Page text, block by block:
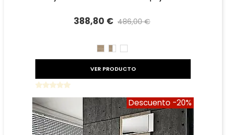
388,80 € 486,00 €
CAMBRIAN
CAMBRIAN/BLANCO
BLANCO
VER PRODUCTO
Descuento -20%